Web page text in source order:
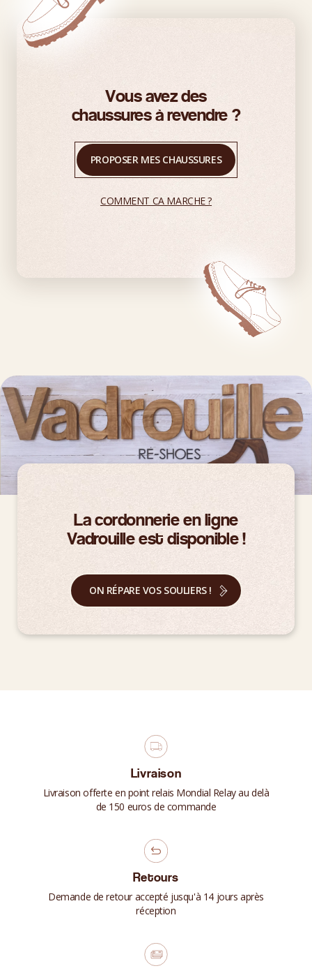
Vous avez des
chaussures à revendre ?
PROPOSER MES CHAUSSURES
COMMENT CA MARCHE ?
La cordonnerie en ligne
Vadrouille est disponible !
ON RÉPARE VOS SOULIERS !
Livraison
Livraison offerte en point relais Mondial Relay au delà
de 150 euros de commande
Retours
Demande de retour accepté jusqu'à 14 jours après
réception